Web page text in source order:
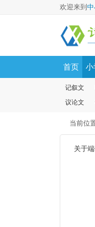
欢迎来到 中
首页 小
记叙文
议论文
当前位
关于